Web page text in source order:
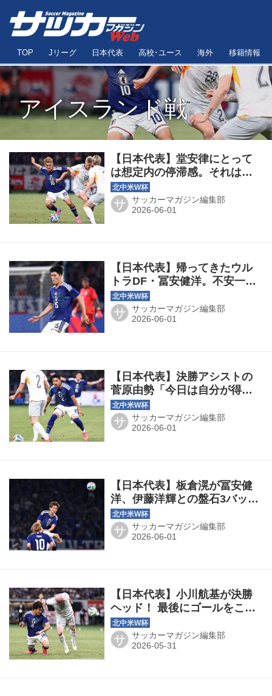
TOP Jリーグ 日本代表 高校･ユース 海外 移籍情報
アイスランド戦
【日本代表】堂安律にとって
は想定内の停滞感。それは
「90分間の中で勝利をもぎ取
る一つの戦術」
サ サッカーマガジン編集部
【日本代表】帰ってきたウル
トラDF・冨安健洋。不安一掃
で「もっと気持ちよくプレー
させることが…」
サ サッカーマガジン編集部
【日本代表】決勝アシストの
菅原由勢「今日は自分が得点
に絡むプレーができたら、麻
也さんにとっても嬉しいかな
と」
サ サッカーマガジン編集部
【日本代表】板倉滉が冨安健
洋、伊藤洋輝との盤石3バック
でシャットアウト！「それが
僕たちディフェンスの役割」
サ サッカーマガジン編集部
【日本代表】小川航基が決勝
ヘッド！ 最後にゴールをこじ
開けて「あれが自分のストロ
ングポイント」
サ サッカーマガジン編集部